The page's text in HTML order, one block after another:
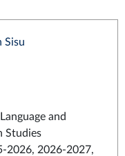
Sisu
and
Studies
2026, 2026-2027,